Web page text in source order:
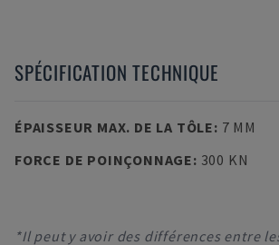
SPÉCIFICATION TECHNIQUE
ÉPAISSEUR MAX. DE LA TÔLE: 7 MM
FORCE DE POINÇONNAGE: 300 KN
*Il peut y avoir des différences entre